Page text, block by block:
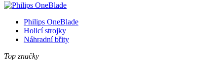
Philips OneBlade
Holicí strojky
Náhradní břity
Top značky